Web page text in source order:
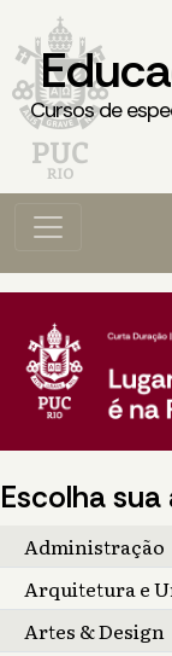
Cursos de
Previous
Escolha
Administração
Arquitetura e
Artes & Design